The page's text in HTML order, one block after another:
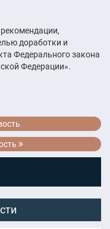
доработки и
Федерального закона
Федерации».